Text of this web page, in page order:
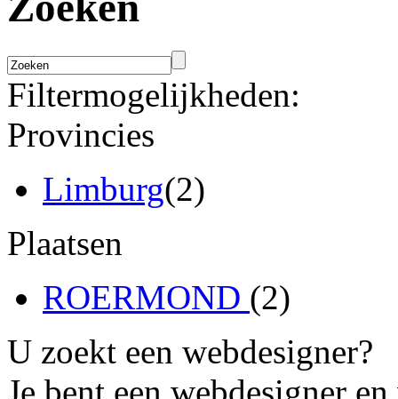
Filtermogelijkheden:
Provincies
Limburg(2)
Plaatsen
ROERMOND (2)
U zoekt een webdesigner?
Je bent een webdesigner